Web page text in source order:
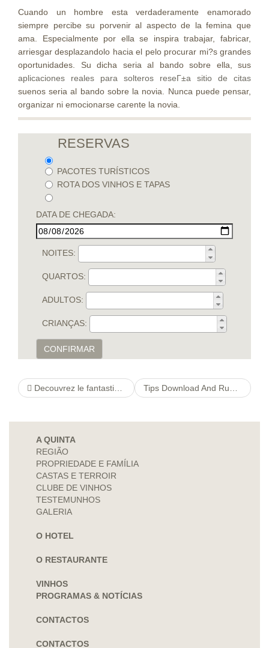
Cuando un hombre esta verdaderamente enamorado
siempre percibe su porvenir al aspecto de la femina que
ama. Especialmente por ella se inspira trabajar, fabricar,
arriesgar desplazandolo hacia el pelo procurar mi?s grandes
oportunidades. Su dicha seri­a al bando sobre ella, sus
aplicaciones reales para solteros reseГ±a sitio de citas
suenos seri­a al bando sobre la novia. Nunca puede pensar,
organizar ni emocionarse carente la novia.
RESERVAS
PACOTES TURÍSTICOS
ROTA DOS VINHOS E TAPAS
DATA DE CHEGADA:
NOITES:
QUARTOS:
ADULTOS:
CRIANÇAS:
CONFIRMAR
Decouvrez le fantastique site internet de gateaux PetcareEt dans Saint-Denis-de-l’HotelOu qui abritait Mon accredite Franck Riester ceci lundi Tips Download And Run Bumble Mod on Android
A QUINTA
REGIÃO
PROPRIEDADE E FAMÍLIA
CASTAS E TERROIR
CLUBE DE VINHOS
TESTEMUNHOS
GALERIA
O HOTEL
O RESTAURANTE
VINHOS
PROGRAMAS & NOTÍCIAS
CONTACTOS
CONTACTOS